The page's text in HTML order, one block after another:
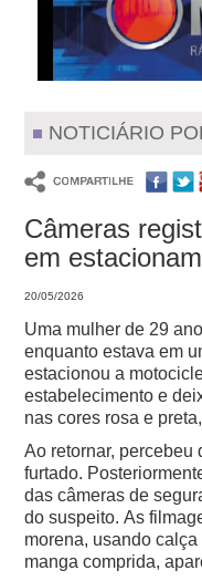
NOTICIÁRIO
Câmeras
em
20/05/2026
Uma mulher de 29
enquanto estava em
estacionou a
estabelecimento e
nas cores rosa e
Ao retornar, percebeu
furtado.
das câmeras de
do suspeito.As
morena, usando
manga comprida,